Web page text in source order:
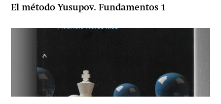
El método Yusupov. Fundamentos 1